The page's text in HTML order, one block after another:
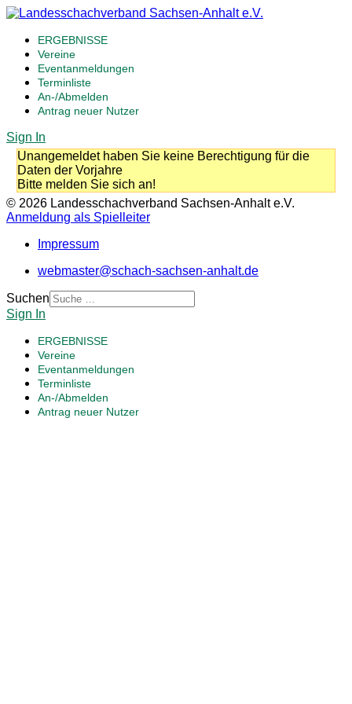
ERGEBNISSE
Vereine
Eventanmeldungen
Terminliste
An-/Abmelden
Antrag neuer Nutzer
Sign In
Unangemeldet haben Sie keine Berechtigung für die
Daten der Vorjahre
Bitte melden Sie sich an!
© 2026 Landesschachverband Sachsen-Anhalt e.V.
Anmeldung als Spielleiter
Impressum
webmaster@schach-sachsen-anhalt.de
Suchen
Sign In
ERGEBNISSE
Vereine
Eventanmeldungen
Terminliste
An-/Abmelden
Antrag neuer Nutzer